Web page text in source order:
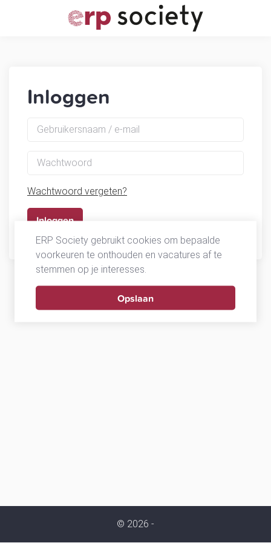
Inloggen
Wachtwoord vergeten?
© 2026 -
ERP Society gebruikt cookies om bepaalde
voorkeuren te onthouden en vacatures af te
stemmen op je interesses.